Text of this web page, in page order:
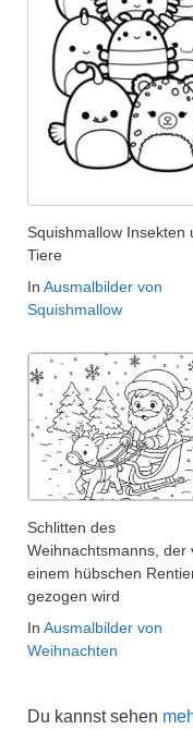
Squishmallow Insekten
Tiere
In Ausmalbilder von
Squishmallow
Schlitten des
Weihnachtsmanns, der
einem hübschen
gezogen wird
In Ausmalbilder von
Weihnachten
Du kannst sehen